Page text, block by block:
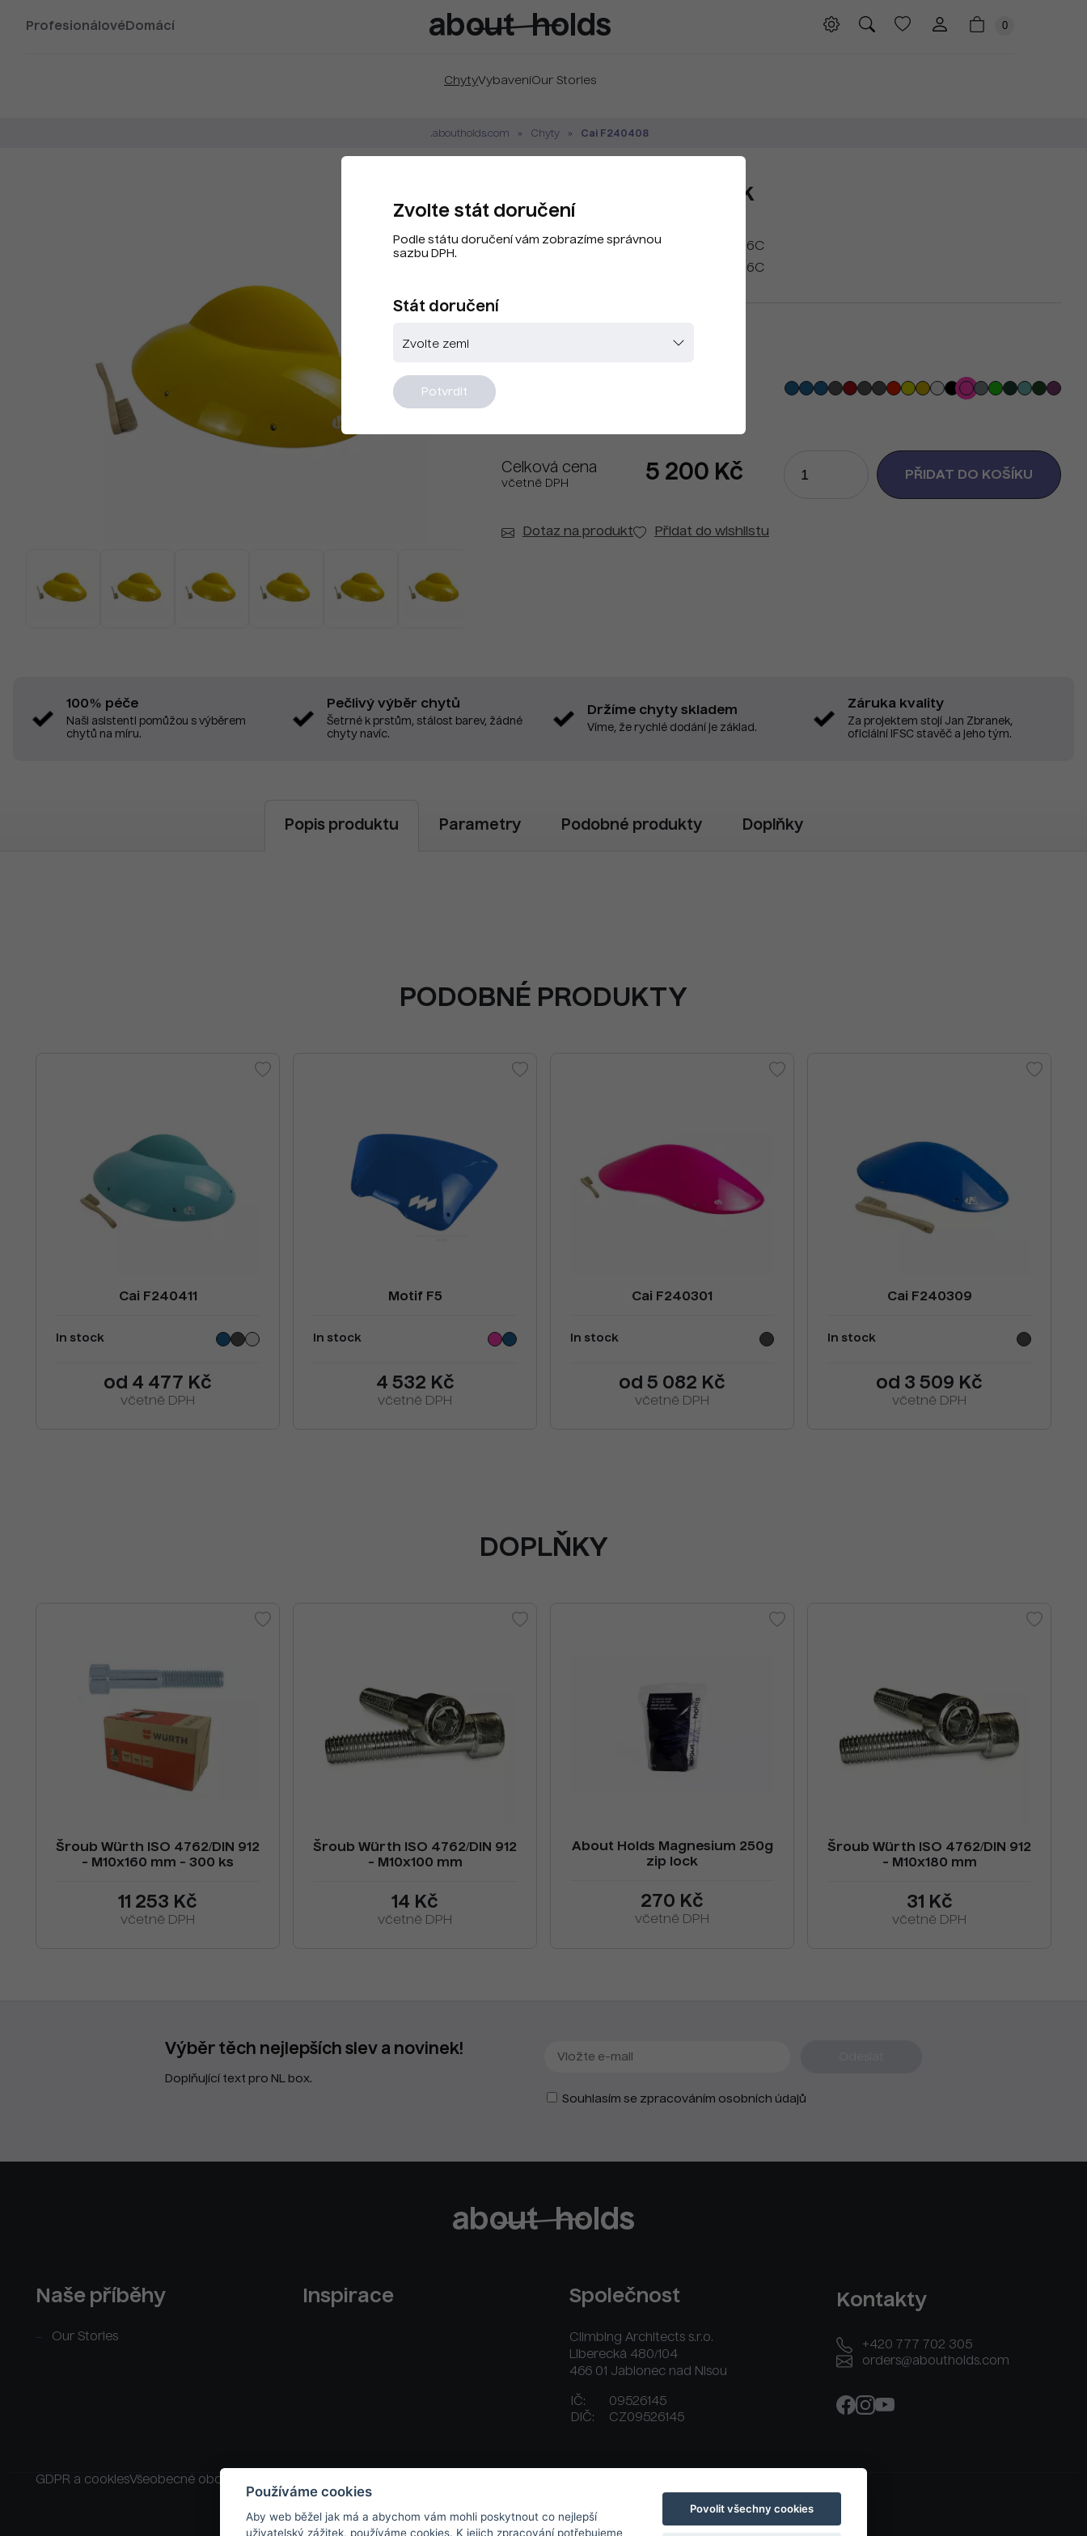
Profesionálové Domácí
ChytyVybaveníOur Stories
0
.aboutholds.com Chyty Cai F240408
Cai F240408 Fluo Pink
Kód produktu:
CAY8093-G8.806C
CAY8093-G8.806C
Celková cena
včetně DPH 5 200 Kč
Dotaz na produkt Přidat do wishlistu
100% péče
Naši asistenti pomůžou s výběrem
chytů na míru.
Pečlivý výběr chytů
Šetrné k prstům, stálost barev, žádné
chyty navíc.
Držíme chyty skladem
Víme, že rychlé dodání je základ.
Záruka kvality
Za projektem stojí Jan Zbranek,
oficiální IFSC stavěč a jeho tým.
Popis produktu Parametry Podobné produkty Doplňky
PODOBNÉ PRODUKTY
Cai F240411
In stock
od 4 477 Kč
včetně DPH
Motif F5
In stock
4 532 Kč
včetně DPH
Cai F240301
In stock
od 5 082 Kč
včetně DPH
Cai F240309
In stock
od 3 509 Kč
včetně DPH
DOPLŇKY
Šroub Würth ISO 4762/DIN 912
- M10x160 mm - 300 ks
11 253 Kč
včetně DPH
Šroub Würth ISO 4762/DIN 912
- M10x100 mm
14 Kč
včetně DPH
About Holds Magnesium 250g
zip lock
270 Kč
včetně DPH
Šroub Würth ISO 4762/DIN 912
- M10x180 mm
31 Kč
včetně DPH
Výběr těch nejlepších slev a novinek!
Doplňující text pro NL box.
Souhlasím se zpracováním osobních údajů
Naše příběhy
Our Stories
Inspirace Společnost
Climbing Architects s.r.o.
Liberecká 480/104
466 01 Jablonec nad Nisou
IČ:
09526145
DIČ:
CZ09526145
Kontakty
+420 777 702 305
orders@aboutholds.com
GDPR a cookiesVšeobecné obchodní podmínky
Zvolte stát doručení
Podle státu doručení vám zobrazíme správnou
sazbu DPH.
Stát doručení
Potvrdit
Používáme cookies
Aby web běžel jak má a abychom vám mohli poskytnout co nejlepší
uživatelský zážitek, používáme cookies. K jejich zpracování potřebujeme
Povolit všechny cookies